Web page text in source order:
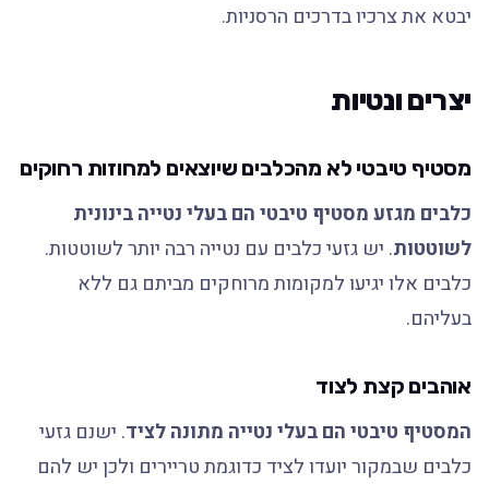
יבטא את צרכיו בדרכים הרסניות.
יצרים ונטיות
מסטיף טיבטי לא מהכלבים שיוצאים למחוזות רחוקים
כלבים מגזע מסטיף טיבטי הם בעלי נטייה בינונית
לשוטטות. יש גזעי כלבים עם נטייה רבה יותר לשוטטות.
כלבים אלו יגיעו למקומות מרוחקים מביתם גם ללא
בעליהם.
אוהבים קצת לצוד
המסטיף טיבטי הם בעלי נטייה מתונה לציד. ישנם גזעי
כלבים שבמקור יועדו לציד כדוגמת טריירים ולכן יש להם